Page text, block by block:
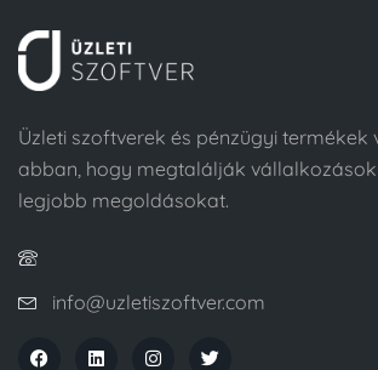
Üzleti szoftverek és pénzügyi termékek
abban, hogy megtalálják
legjobb megoldásokat.
info@uzletiszoftver.com